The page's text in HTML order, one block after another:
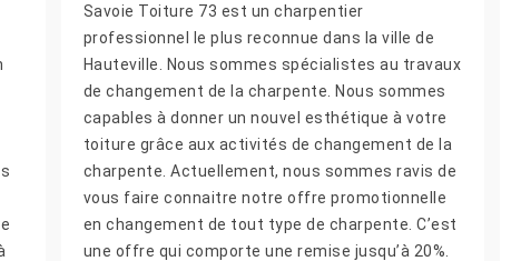
Savoie Toiture 73 est un charpentier
professionnel le plus reconnue dans la ville de
Hauteville. Nous sommes spécialistes au travaux
de changement de la charpente. Nous sommes
capables à donner un nouvel esthétique à votre
toiture grâce aux activités de changement de la
charpente. Actuellement, nous sommes ravis de
vous faire connaitre notre offre promotionnelle
en changement de tout type de charpente. C’est
une offre qui comporte une remise jusqu’à 20%.